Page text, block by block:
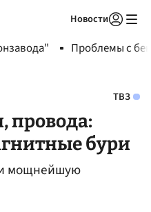
Новости
Проблемы с
ТВЗ
провода:
бури
мощнейшую